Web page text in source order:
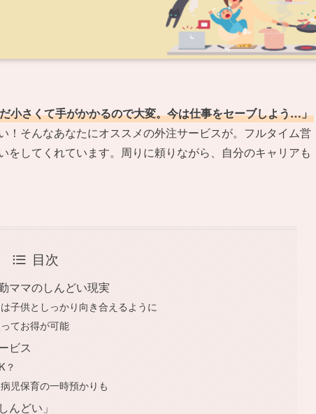
小さくて手がかかるので大変。今は仕事をセーブしよう…」
！そんなあなたにオススメの外注サービスが。フルタイム営
してくれています。周りに頼りながら、自分のキャリアも
目次
ママのしんどい現実
子供としっかり向き合えるように
てお得が可能
ビス
？
児保育の一時預かりも
んどい」